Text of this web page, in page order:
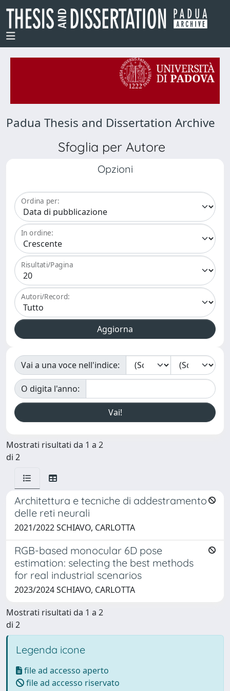
Padua Thesis and Dissertation Archive
Sfoglia per Autore
Opzioni
Ordina per:
In ordine:
Risultati/Pagina
Autori/Record:
Vai a una voce nell'indice:
O digita l'anno:
Mostrati risultati da 1 a 2
di 2
Architettura e tecniche di addestramento
delle reti neurali
2021/2022 SCHIAVO, CARLOTTA
RGB-based monocular 6D pose
estimation: selecting the best methods
for real industrial scenarios
2023/2024 SCHIAVO, CARLOTTA
Mostrati risultati da 1 a 2
di 2
Legenda icone
file ad accesso aperto
file ad accesso riservato